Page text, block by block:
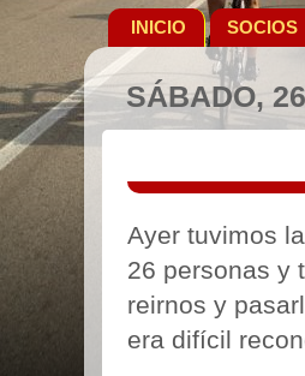
INICIO SOCIOS
SÁBADO,
Ayer tuvimos
26 personas y
reirnos y
era difícil